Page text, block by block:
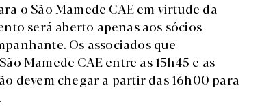
o São Mamede CAE em virtude da
será aberto apenas aos sócios
Os associados que
Mamede CAE entre as 15h45 e as
devem chegar a partir das 16h00 para